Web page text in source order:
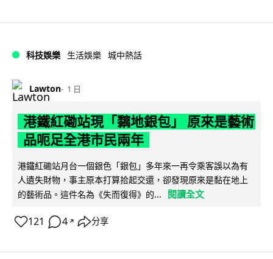
科技娛樂 生活娛樂 城中熱話
Lawton 1 日
港鐵紅磡站現「黐地銀包」 原來是藝術
品呃足全港市民兩年
港鐵紅磡站月台一個銀色「銀包」多年來一再令乘客誤以為有
人遺失財物，事主原本打算拾起交還，卻發現原來是黏在地上
的藝術品。這件名為《失而復得》的...
閱讀全文
121 4 ↗ 分享